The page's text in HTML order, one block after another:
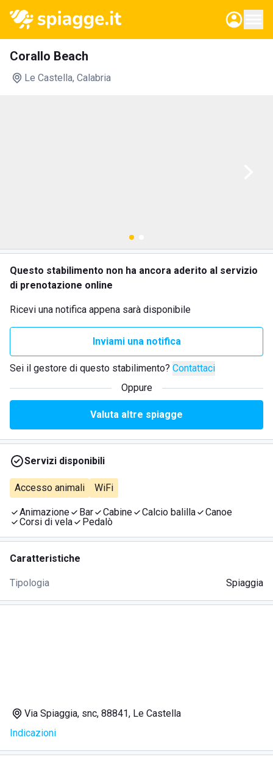
Corallo Beach
Le Castella, Calabria
Questo stabilimento non ha ancora aderito al servizio
di prenotazione online
Ricevi una notifica appena sarà disponibile
Inviami una notifica
Sei il gestore di questo stabilimento? Contattaci
Oppure
Valuta altre spiagge
Servizi disponibili
Accesso animali WiFi
Animazione Bar Cabine Calcio balilla
Canoe
Corsi di vela
Pedalò
Caratteristiche
Tipologia Spiaggia
Via Spiaggia, snc, 88841, Le Castella
Indicazioni